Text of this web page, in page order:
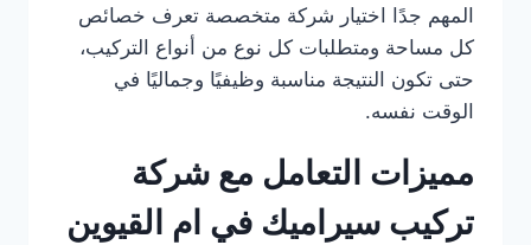
المهم جدًا اختيار شركة متخصصة تعرف خصائص
كل مساحة ومتطلبات كل نوع من أنواع التركيب،
حتى تكون النتيجة مناسبة وظيفيًا وجماليًا في
الوقت نفسه.
مميزات التعامل مع شركة
تركيب سيراميك في ام القيوين